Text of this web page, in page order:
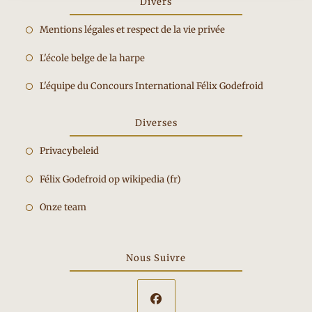
Mentions légales et respect de la vie privéeOpent
nieuwe
L'école belge de la harpeOpent
een
tab
L'équipe du Concours International Félix Godefroid
Diverses
Privacybeleid
Félix Godefroid op wikipedia (fr)
Onze team
Nous Suivre